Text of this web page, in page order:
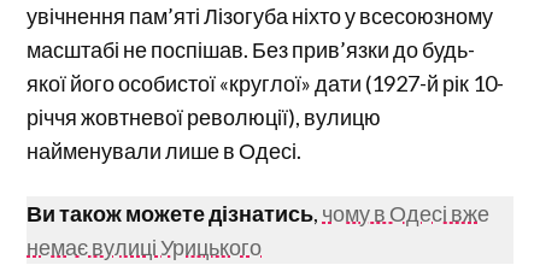
увічнення пам’яті Лізогуба ніхто у всесоюзному
масштабі не поспішав. Без прив’язки до будь-
якої його особистої «круглої» дати (1927-й рік 10-
річчя жовтневої революції), вулицю
найменували лише в Одесі.
Ви також можете дізнатись, чому в Одесі вже
немає вулиці Урицького